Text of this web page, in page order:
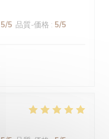
5/5 品質-価格 : 5/5